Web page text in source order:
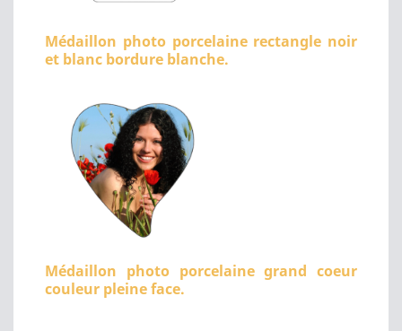
Médaillon photo porcelaine rectangle noir
et blanc bordure blanche.
Médaillon photo porcelaine grand coeur
couleur pleine face.